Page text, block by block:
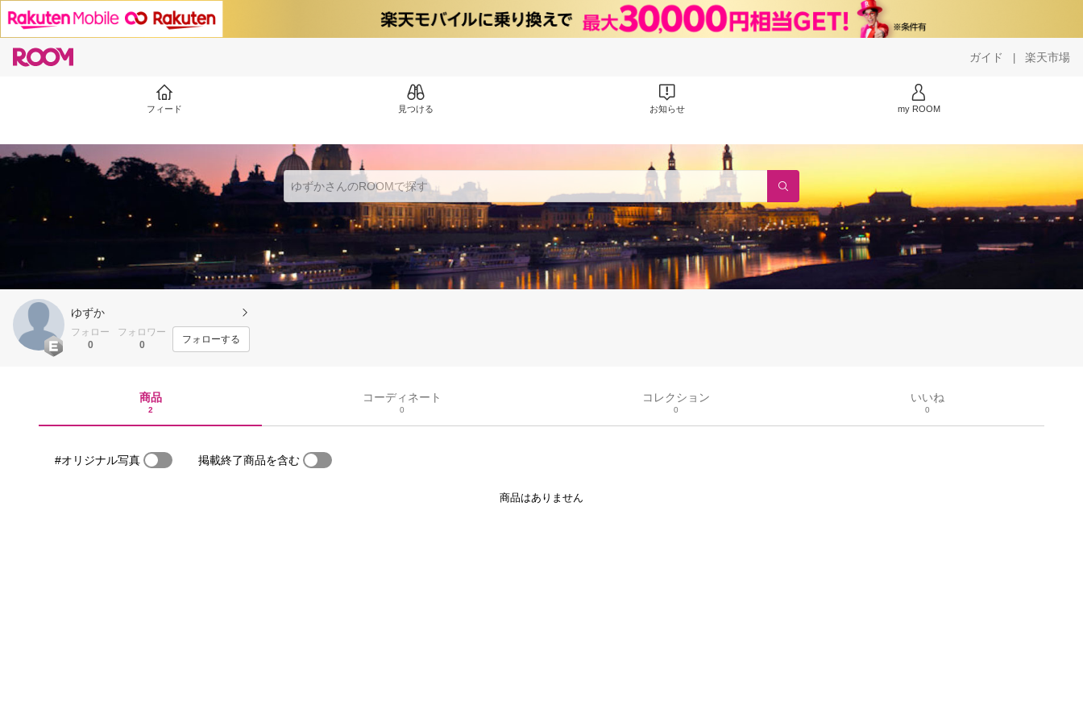
ガイド | 楽天市場
フィード 見つける お知らせ my ROOM
ゆずか
フォロー
0
フォロワー
0
フォローする
商品
2
コーディネート
0
コレクション
0
いいね
0
#オリジナル写真 掲載終了商品を含む
商品はありません